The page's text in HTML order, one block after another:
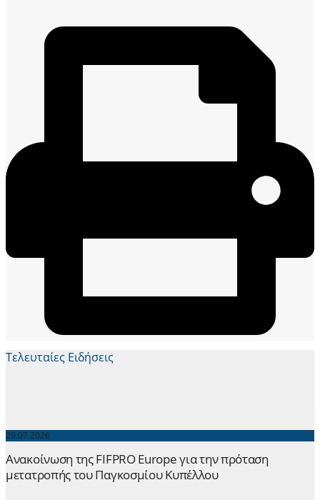
Τελευταίες Ειδήσεις
29.07.2026
Ανακοίνωση της FIFPRO Europe για την πρόταση
μετατροπής του Παγκοσμίου Κυπέλλου